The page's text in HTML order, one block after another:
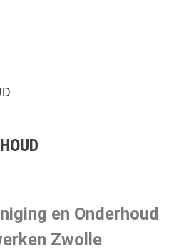
en Onderhoud
Zwolle